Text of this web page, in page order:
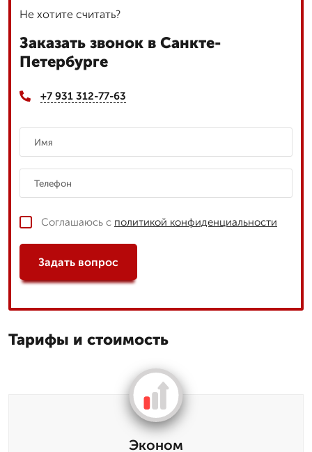
Не хотите считать?
Заказать звонок в Санкте-
Петербурге
+7 931 312-77-63
Соглашаюсь с политикой конфиденциальности
Задать вопрос
Тарифы и стоимость
Эконом